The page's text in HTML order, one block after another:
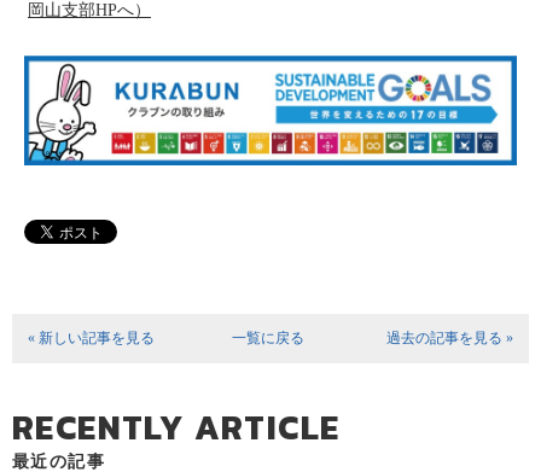
岡山支部HPへ）
« 新しい記事を見る 一覧に戻る 過去の記事を見る »
RECENTLY ARTICLE
最近の記事